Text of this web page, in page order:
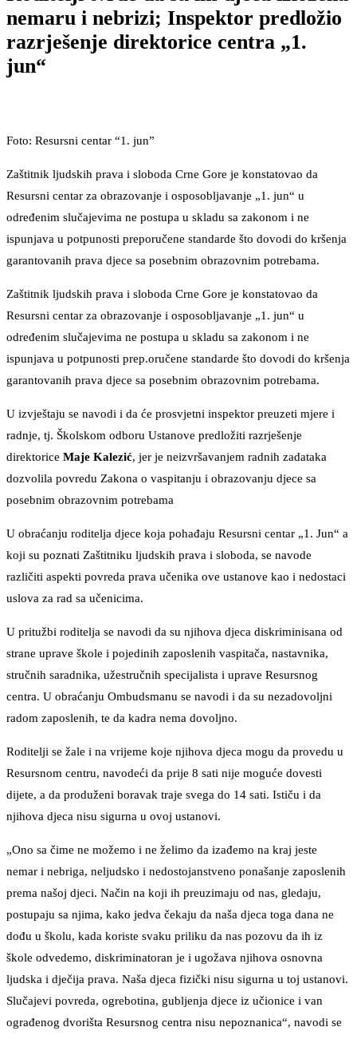
nemaru i nebrizi; Inspektor predložio
razrješenje direktorice centra „1.
jun“
Foto: Resursni centar “1. jun”
Zaštitnik ljudskih prava i sloboda Crne Gore je konstatovao da
Resursni centar za obrazovanje i osposobljavanje „1. jun“ u
određenim slučajevima ne postupa u skladu sa zakonom i ne
ispunjava u potpunosti preporučene standarde što dovodi do kršenja
garantovanih prava djece sa posebnim obrazovnim potrebama.
Zaštitnik ljudskih prava i sloboda Crne Gore je konstatovao da
Resursni centar za obrazovanje i osposobljavanje „1. jun“ u
određenim slučajevima ne postupa u skladu sa zakonom i ne
ispunjava u potpunosti prep.oručene standarde što dovodi do kršenja
garantovanih prava djece sa posebnim obrazovnim potrebama.
U izvještaju se navodi i da će prosvjetni inspektor preuzeti mjere i
radnje, tj. Školskom odboru Ustanove predložiti razrješenje
direktorice Maje Kalezić, jer je neizvršavanjem radnih zadataka
dozvolila povredu Zakona o vaspitanju i obrazovanju djece sa
posebnim obrazovnim potrebama
U obraćanju roditelja djece koja pohađaju Resursni centar „1. Jun“ a
koji su poznati Zaštitniku ljudskih prava i sloboda, se navode
različiti aspekti povreda prava učenika ove ustanove kao i nedostaci
uslova za rad sa učenicima.
U pritužbi roditelja se navodi da su njihova djeca diskriminisana od
strane uprave škole i pojedinih zaposlenih vaspitača, nastavnika,
stručnih saradnika, užestručnih specijalista i uprave Resursnog
centra. U obraćanju Ombudsmanu se navodi i da su nezadovoljni
radom zaposlenih, te da kadra nema dovoljno.
Roditelji se žale i na vrijeme koje njihova djeca mogu da provedu u
Resursnom centru, navodeći da prije 8 sati nije moguće dovesti
dijete, a da produženi boravak traje svega do 14 sati. Ističu i da
njihova djeca nisu sigurna u ovoj ustanovi.
„Ono sa čime ne možemo i ne želimo da izađemo na kraj jeste
nemar i nebriga, neljudsko i nedostojanstveno ponašanje zaposlenih
prema našoj djeci. Način na koji ih preuzimaju od nas, gledaju,
postupaju sa njima, kako jedva čekaju da naša djeca toga dana ne
dođu u školu, kada koriste svaku priliku da nas pozovu da ih iz
škole odvedemo, diskriminatoran je i ugožava njihova osnovna
ljudska i dječija prava. Naša djeca fizički nisu sigurna u toj ustanovi.
Slučajevi povreda, ogrebotina, gubljenja djece iz učionice i van
ograđenog dvorišta Resursnog centra nisu nepoznanica“, navodi se